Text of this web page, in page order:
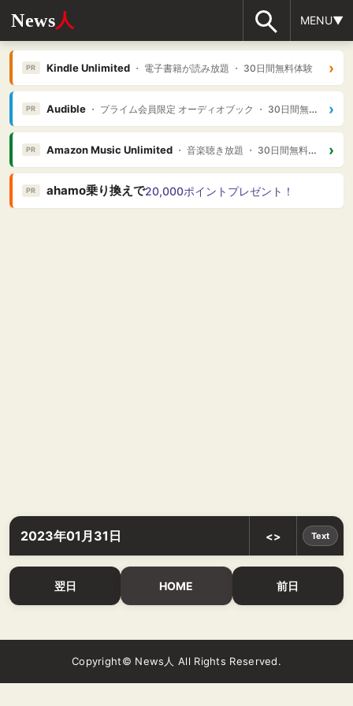
News人 MENU▼
PR Kindle Unlimited・ 電子書籍が読み放題 ・ 30日間無料体験 ›
PR Audible・ プライム会員限定 オーディオブック ・ 30日間無料体験 ›
PR Amazon Music Unlimited・ 音楽聴き放題 ・ 30日間無料体験 ›
PR ahamo乗り換えで20,000ポイントプレゼント！
2023年01月31日 <> Text
翌日 HOME 前日
Copyright© News人 All Rights Reserved.